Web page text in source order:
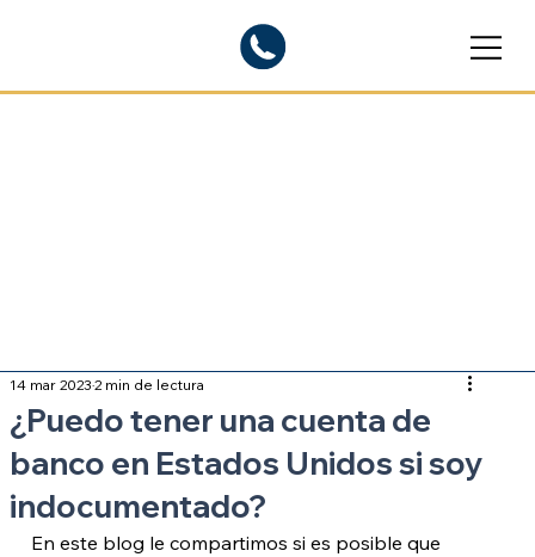
¿Puedo tener una cuenta de
banco en Estados Unidos si soy
indocumentado?
14 mar 20232 min de lectura
En este blog le compartimos si es posible que